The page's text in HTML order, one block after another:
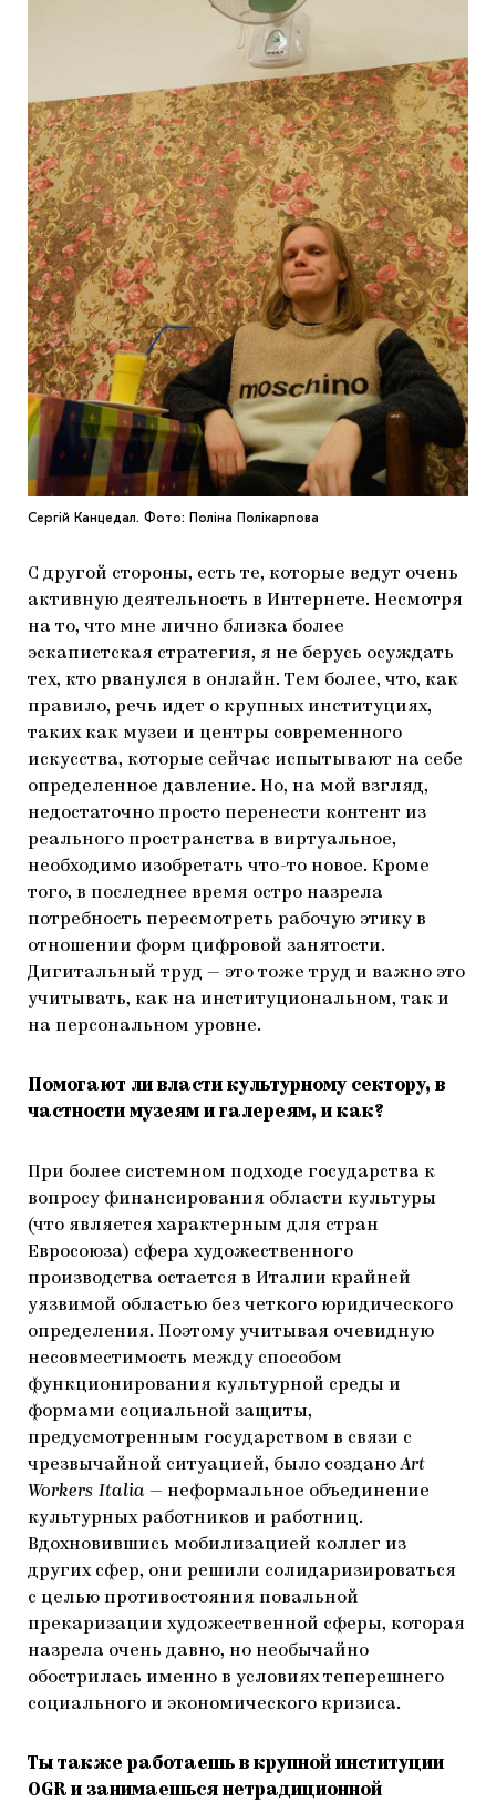
Сергій Канцедал. Фото: Поліна Полікарпова
С другой стороны, есть те, которые ведут очень
активную деятельность в Интернете. Несмотря
на то, что мне лично близка более
эскапистская стратегия, я не берусь осуждать
тех, кто рванулся в онлайн. Тем более, что, как
правило, речь идет о крупных институциях,
таких как музеи и центры современного
искусства, которые сейчас испытывают на себе
определенное давление. Но, на мой взгляд,
недостаточно просто перенести контент из
реального пространства в виртуальное,
необходимо изобретать что-то новое. Кроме
того, в последнее время остро назрела
потребность пересмотреть рабочую этику в
отношении форм цифровой занятости.
Дигитальный труд — это тоже труд и важно это
учитывать, как на институциональном, так и
на персональном уровне.
Помогают ли власти культурному сектору, в
частности музеям и галереям, и как?
При более системном подходе государства к
вопросу финансирования области культуры
(что является характерным для стран
Евросоюза) сфера художественного
производства остается в Италии крайней
уязвимой областью без четкого юридического
определения. Поэтому учитывая очевидную
несовместимость между способом
функционирования культурной среды и
формами социальной защиты,
предусмотренным государством в связи с
чрезвычайной ситуацией, было созданоArt
Workers Italia — неформальное объединение
культурных работников и работниц.
Вдохновившись мобилизацией коллег из
других сфер, они решили солидаризироваться
с целью противостояния повальной
прекаризации художественной сферы, которая
назрела очень давно, но необычайно
обострилась именно в условиях теперешнего
социального и экономического кризиса.
Ты также работаешь в крупной институции
OGR и занимаешься нетрадиционной